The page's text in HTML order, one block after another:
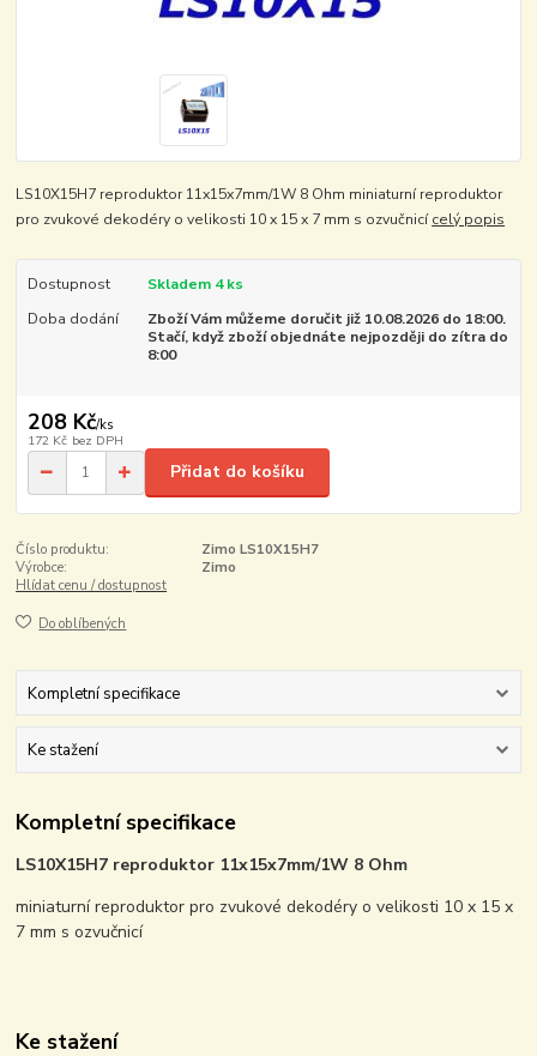
LS10X15H7 reproduktor 11x15x7mm/1W 8 Ohm miniaturní reproduktor
pro zvukové dekodéry o velikosti 10 x 15 x 7 mm s ozvučnicícelý popis
Dostupnost
Skladem 4 ks
Doba dodání
Zboží Vám můžeme doručit již 10.08.2026 do 18:00.
Stačí, když zboží objednáte nejpozději do zítra do
8:00
208 Kč/ks
172 Kč bez DPH
Přidat do košíku
Číslo produktu:
Zimo LS10X15H7
Výrobce:
Zimo
Hlídat cenu / dostupnost
Do oblíbených
Kompletní specifikace
Ke stažení
Kompletní specifikace
LS10X15H7 reproduktor 11x15x7mm/1W 8 Ohm
miniaturní reproduktor pro zvukové dekodéry o velikosti 10 x 15 x
7 mm s ozvučnicí
Ke stažení